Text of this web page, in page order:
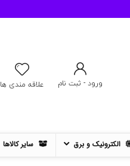
ورود - ثبت نام علاقه مندی ها
الکترونیک و برق سایر کالاها